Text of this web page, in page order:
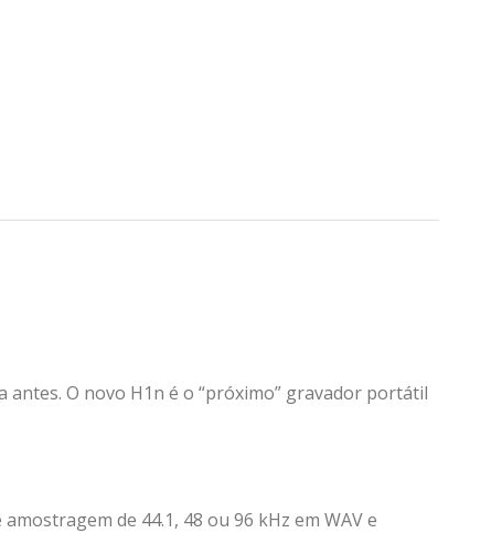
O novo H1n é o “próximo” gravador portátil
de 44.1, 48 ou 96 kHz em WAV e